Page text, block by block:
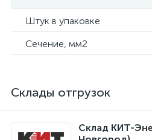
Штук в упаковке
Сечение, мм2
Склады отгрузок
Склад КИТ-